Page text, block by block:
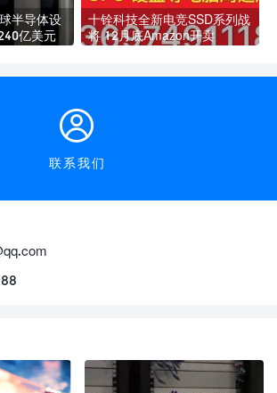
半导体设
亿美元
十铨科技全新电竞SSD系列战
将 12月底Amazon开卖
联系我们